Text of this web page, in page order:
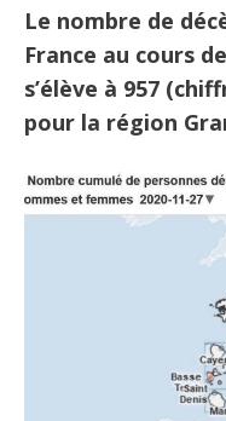
Le nombre de
France au cours
s’élève à 957
pour la région